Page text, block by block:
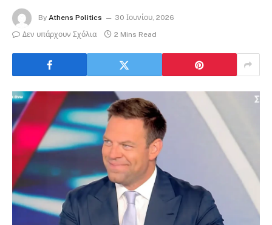
By Athens Politics
30 Ιουνίου, 2026
Δεν υπάρχουν Σχόλια
2 Mins Read